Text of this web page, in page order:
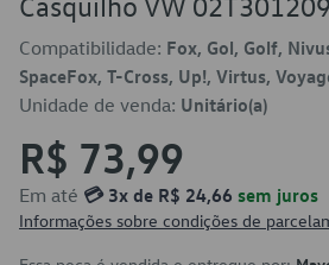
Compatibilidade: Fox, Gol, Golf,
SpaceFox, T-Cross, Up!, Virtus,
Unidade de venda: Unitário(a)
R$ 73,99
Em até 💳 3x de R$ 24,66 sem juros
Informações sobre condições de